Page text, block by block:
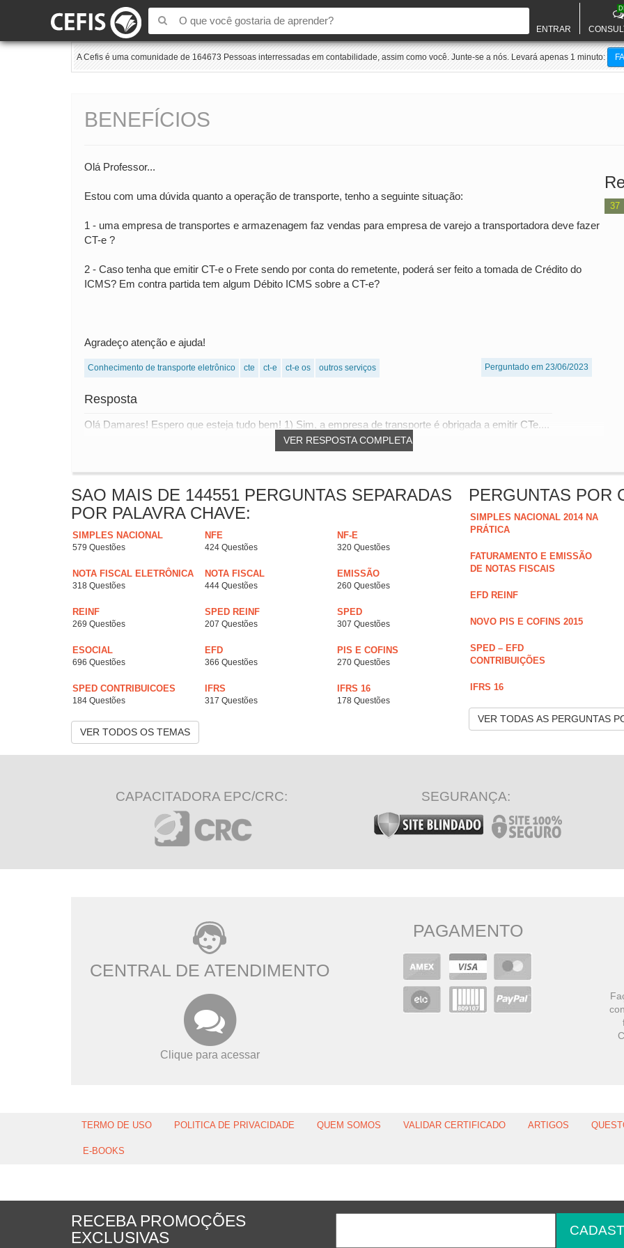
ENTRAR
A Cefis é uma comunidade de 164673 Pessoas interressadas em contabilidade, assim como você. Junte-se a nós. Levará apenas 1 minuto:
BENEFÍCIOS
Olá Professor...
Estou com uma dúvida quanto a operação de transporte, tenho a seguinte situação:
1 - uma empresa de transportes e armazenagem faz vendas para empresa de varejo a transportadora deve fazer
CT-e ?
2 - Caso tenha que emitir CT-e o Frete sendo por conta do remetente, poderá ser feito a tomada de Crédito do
ICMS? Em contra partida tem algum Débito ICMS sobre a CT-e?
Agradeço atenção e ajuda!
Conhecimento de transporte eletrônico cte ct-e ct-e os outros serviços Perguntado em 23/06/2023
Resposta
VER RESPOSTA COMPLETA
Olá Damares! Espero que esteja tudo bem! 1) Sim, a empresa de transporte é obrigada a emitir CTe....
37
SAO MAIS DE 144551 PERGUNTAS SEPARADAS
POR PALAVRA CHAVE:
SIMPLES NACIONAL
579 Questões
NFE
424 Questões
NF-E
320 Questões
NOTA FISCAL ELETRÔNICA
318 Questões
NOTA FISCAL
444 Questões
EMISSÃO
260 Questões
REINF
269 Questões
SPED REINF
207 Questões
SPED
307 Questões
ESOCIAL
696 Questões
EFD
366 Questões
PIS E COFINS
270 Questões
SPED CONTRIBUICOES
184 Questões
IFRS
317 Questões
IFRS 16
178 Questões
VER TODOS OS TEMAS
PERGUNTAS POR
SIMPLES NACIONAL 2014 NA
PRÁTICA
FATURAMENTO E EMISSÃO
DE NOTAS FISCAIS
EFD REINF
NOVO PIS E COFINS 2015
SPED – EFD
CONTRIBUIÇÕES
IFRS 16
VER TODAS AS PERGUNTAS
CAPACITADORA EPC/CRC: SEGURANÇA:
CENTRAL DE ATENDIMENTO
Clique para acessar
PAGAMENTO
TERMO DE USO POLITICA DE PRIVACIDADE QUEM SOMOS VALIDAR CERTIFICADO ARTIGOS
E-BOOKS
RECEBA PROMOÇÕES
EXCLUSIVAS